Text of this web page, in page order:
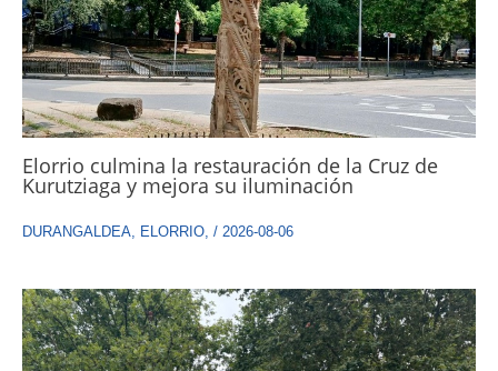
Elorrio culmina la restauración de la Cruz de
Kurutziaga y mejora su iluminación
DURANGALDEA, ELORRIO, / 2026-08-06